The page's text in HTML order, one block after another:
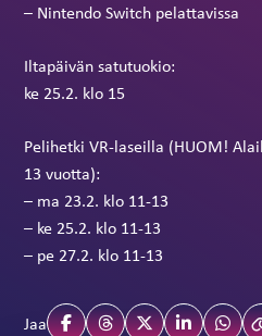
– Nintendo Switch pelattavissa
Iltapäivän satutuokio:
ke 25.2. klo 15
Pelihetki VR-laseilla (HUOM!
13 vuotta):
– ma 23.2. klo 11-13
– ke 25.2. klo 11-13
– pe 27.2. klo 11-13
Jaa